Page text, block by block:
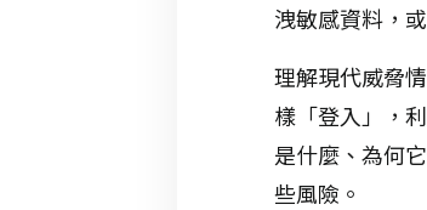
洩敏感資料，
理解現代威脅
樣「登入」，
是什麼、為何
些風險。